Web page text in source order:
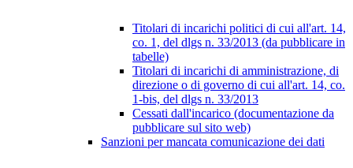
Titolari di incarichi politici di cui all'art. 14,
co. 1, del dlgs n. 33/2013 (da pubblicare in
tabelle)
Titolari di incarichi di amministrazione, di
direzione o di governo di cui all'art. 14, co.
1-bis, del dlgs n. 33/2013
Cessati dall'incarico (documentazione da
pubblicare sul sito web)
Sanzioni per mancata comunicazione dei dati